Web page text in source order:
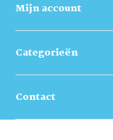
Mijn account
Categorieën
Contact